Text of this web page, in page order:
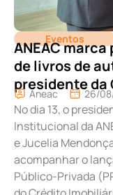
Eventos
ANEAC
de livros de
presidente da
Aneac 26/
No dia 13, o
Institucional da
e Jucelia
acompanhar o
Público-Privada